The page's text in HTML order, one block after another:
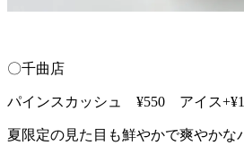
〇千曲店
パインスカッシュ ¥550 アイス
夏限定の見た目も鮮やかで爽やかな